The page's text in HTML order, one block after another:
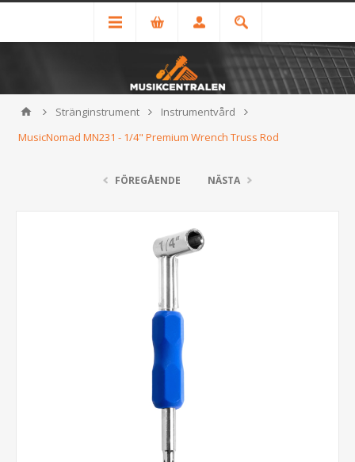
Stränginstrument
Instrumentvård
MusicNomad MN231 - 1/4" Premium Wrench Truss Rod
FÖREGÅENDE NÄSTA